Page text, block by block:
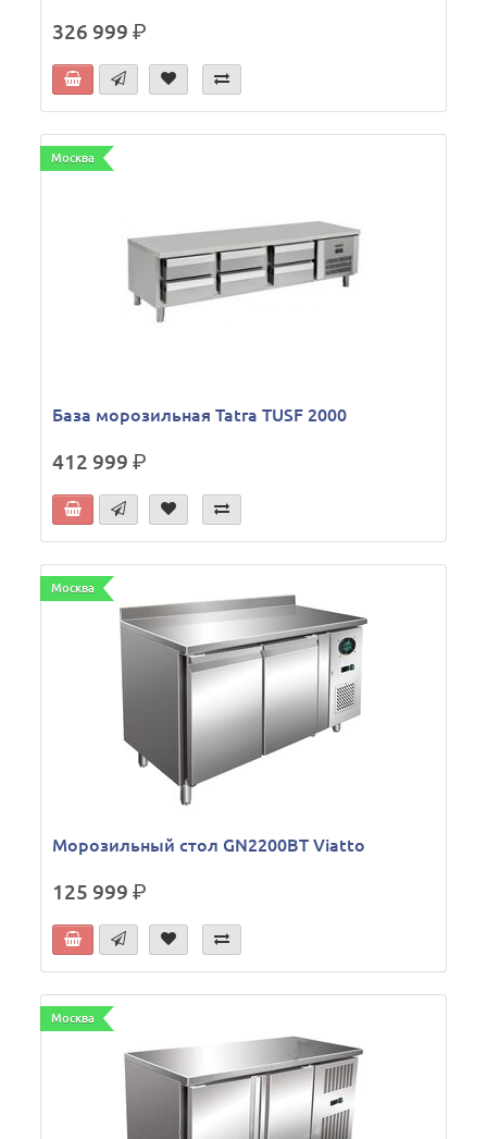
326 999р.
Москва
База морозильная Tatra TUSF 2000
412 999р.
Москва
Морозильный стол GN2200BT Viatto
125 999р.
Москва